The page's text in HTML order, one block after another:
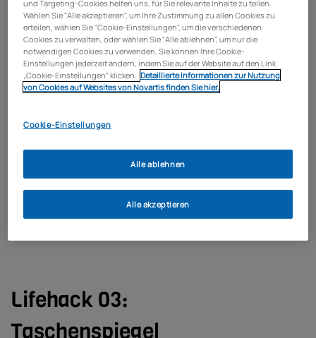
Die Faszienrolle ist beliebt bei Schmerzen und Verspannungen. Doch warum
eine kaufen? Bastel dir doch einfach schnell selbst eine!
Dieses Video teilen
Lifehack 03:
Taschenspiegel
und Targeting-Cookies helfen uns, für Sie relevante Inhalte zu teilen.
Wählen Sie "Alle akzeptieren", um Ihre Zustimmung zu allen Cookies zu
erteilen, wählen Sie "Cookie-Einstellungen", um die verschiedenen
Cookies zu verwalten, oder wählen Sie "Alle ablehnen", um nur die
notwendigen Cookies zu verwenden. Sie können Ihre Cookie-
Einstellungen jederzeit ändern, indem Sie auf der Website auf den Link
„Cookie-Einstellungen“ klicken. Detaillierte Informationen zur Nutzung
von Cookies auf Websites von Novartis finden Sie hier.
Cookie-Einstellungen
Alle ablehnen
Alle akzeptieren